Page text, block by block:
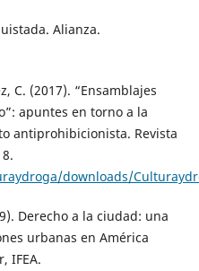
Alianza.
C. (2017). “Ensamblajes
apuntes en torno a la
antiprohibicionista. Revista
downloads/
Derecho a la ciudad: una
urbanas en América
IFEA.